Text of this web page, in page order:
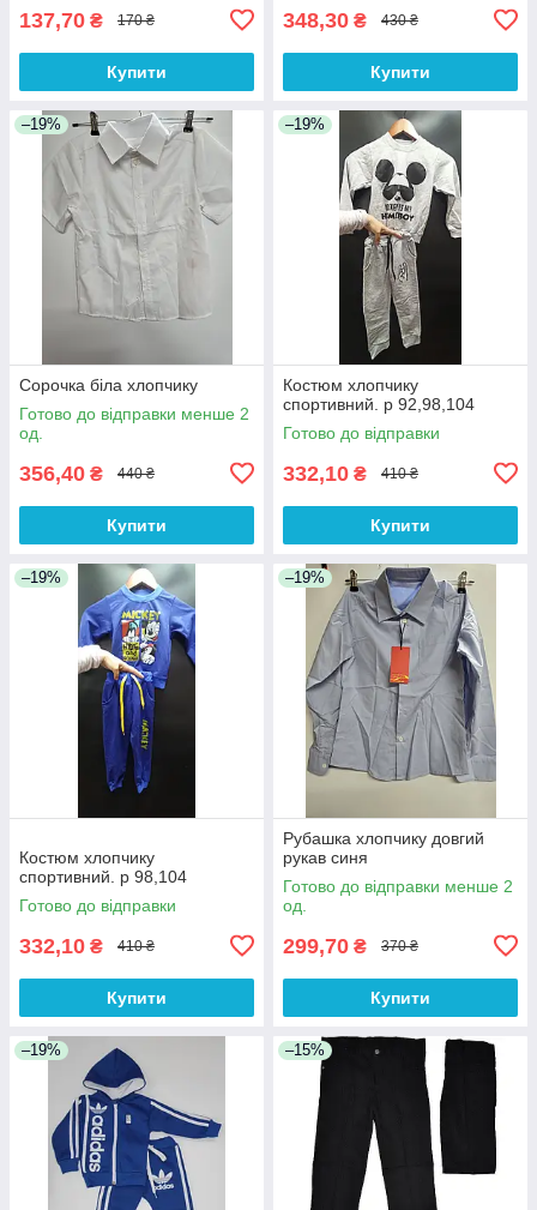
137,70 ₴ 170 ₴
Купити
348,30 ₴ 430 ₴
Купити
–19%
Сорочка біла хлопчику
Готово до відправки менше 2
од.
356,40 ₴ 440 ₴
Купити
–19%
Костюм хлопчику
спортивний. р 92,98,104
Готово до відправки
332,10 ₴ 410 ₴
Купити
–19%
Костюм хлопчику
спортивний. р 98,104
Готово до відправки
332,10 ₴ 410 ₴
Купити
–19%
Рубашка хлопчику довгий
рукав синя
Готово до відправки менше 2
од.
299,70 ₴ 370 ₴
Купити
–19% –15%